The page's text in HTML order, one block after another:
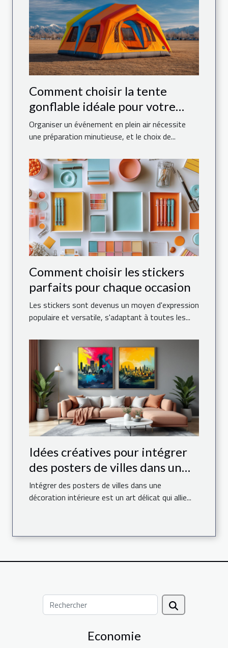
Comment choisir la tente
gonflable idéale pour votre
événement
Organiser un événement en plein air nécessite
une préparation minutieuse, et le choix de...
Comment choisir les stickers
parfaits pour chaque occasion
Les stickers sont devenus un moyen d'expression
populaire et versatile, s'adaptant à toutes les...
Idées créatives pour intégrer
des posters de villes dans un
espace moderne
Intégrer des posters de villes dans une
décoration intérieure est un art délicat qui allie...
Economie